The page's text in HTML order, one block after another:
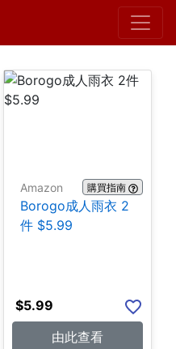
Home
Amazon 購買指南
Borogo成人雨衣 2
件 $5.99
$5.99
由此查看